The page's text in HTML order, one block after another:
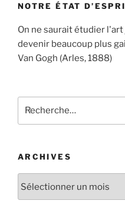
NOTRE ÉTAT
On ne saurait étudier
devenir beaucoup plus
Van Gogh (Arles, 1888)
pour
ARCHIVES